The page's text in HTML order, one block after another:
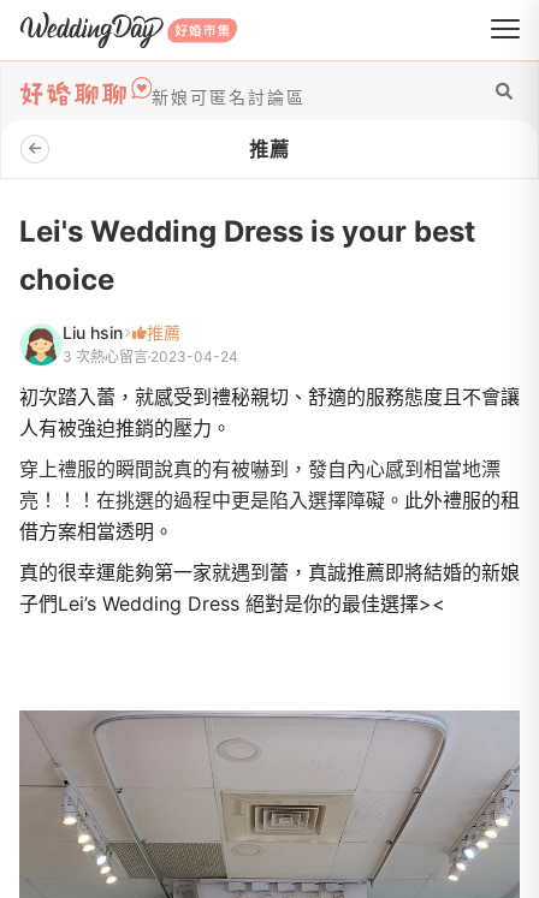
WeddingDay 好婚市集
新娘可匿名討論區
推薦
Lei's Wedding Dress is your best
choice
Liu hsin 推薦
3 次熱心留言 2023-04-24
初次踏入蕾，就感受到禮秘親切、舒適的服務態度且不會讓
人有被強迫推銷的壓力。
穿上禮服的瞬間說真的有被嚇到，發自內心感到相當地漂
亮！！！在挑選的過程中更是陷入選擇障礙。 此外禮服的租
借方案相當透明。
真的很幸運能夠第一家就遇到蕾，真誠推薦即將結婚的新娘
子們Lei’s Wedding Dress 絕對是你的最佳選擇><